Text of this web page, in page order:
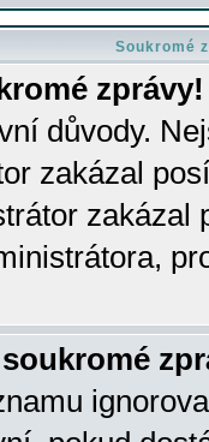
Soukromé
zprávy!
důvody.
zakázal
zakázal